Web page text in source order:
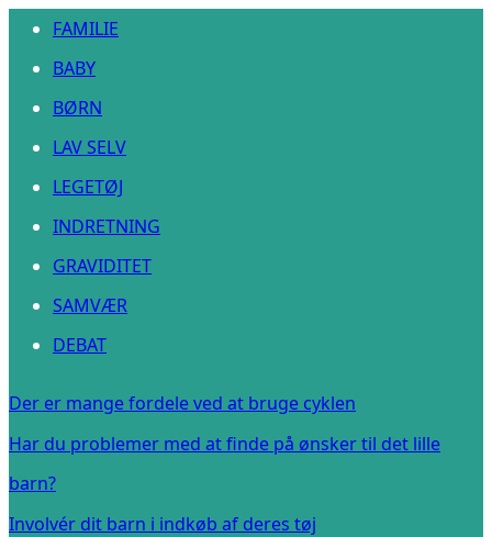
FAMILIE
BABY
BØRN
LAV SELV
LEGETØJ
INDRETNING
GRAVIDITET
SAMVÆR
DEBAT
Der er mange fordele ved at bruge cyklen
Har du problemer med at finde på ønsker til det lille
barn?
Involvér dit barn i indkøb af deres tøj